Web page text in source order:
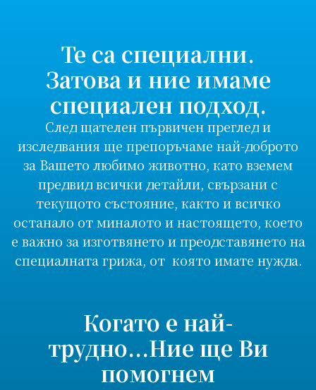
Те са специални.
Затова и ние имаме
специален подход.
След щателен първичен преглед и
изследвания ще препоръчаме най-доброто
за Вашето любимо животно, като вземем
предвид всички детайли, свързани с
текущото състояние, както и всичко
останало от миналото и настоящето, което
е важно за изготвянето и преодставянето на
специалната грижа, от която имате нужда.
Когато е най-
трудно...Ние ще Ви
помогнем